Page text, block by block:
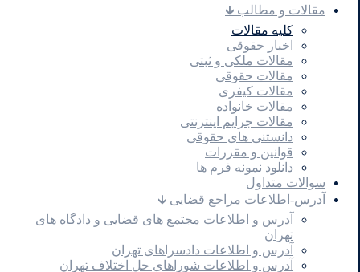
مقالات و مطالب 🡳
کلیه مقالات
اخبار حقوقی
مقالات ملکی و ثبتی
مقالات حقوقی
مقالات کیفری
مقالات خانواده
مقالات جرایم اینترنتی
دانستنی های حقوقی
قوانین و مقررات
دانلود نمونه فرم ها
سوالات متداول
آدرس-اطلاعات مراجع قضایی 🡳
آدرس و اطلاعات مجتمع های قضایی و دادگاه های
تهران
آدرس و اطلاعات دادسراهای تهران
آدرس و اطلاعات شوراهای حل اختلاف تهران